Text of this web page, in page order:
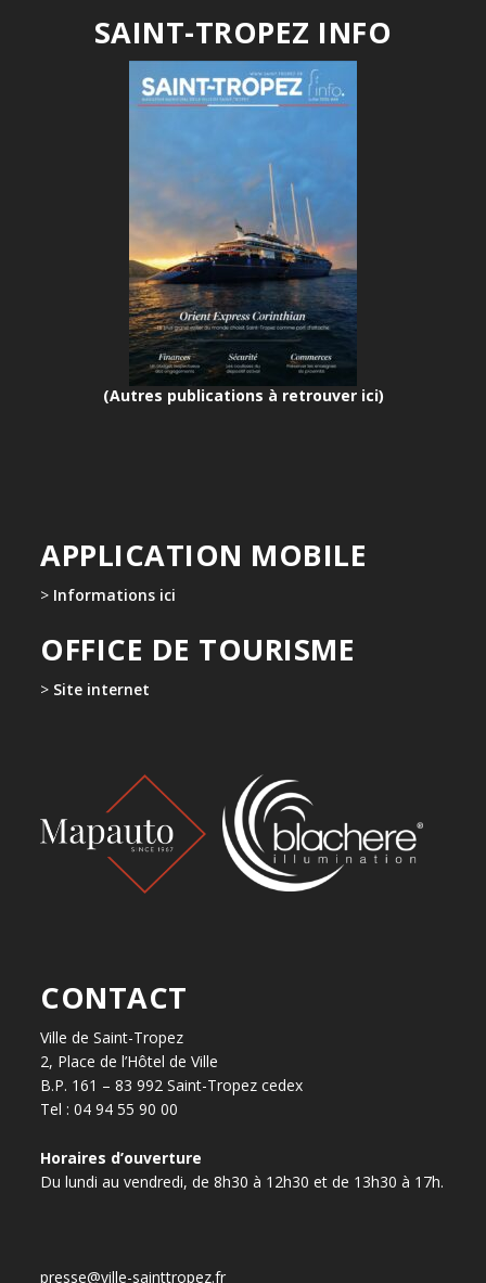
SAINT-TROPEZ INFO
(Autres publications à retrouver ici)
APPLICATION MOBILE
> Informations ici
OFFICE DE TOURISME
> Site internet
CONTACT
Ville de Saint-Tropez
2, Place de l’Hôtel de Ville
B.P. 161 – 83 992 Saint-Tropez cedex
Tel : 04 94 55 90 00
Horaires d’ouverture
Du lundi au vendredi, de 8h30 à 12h30 et de 13h30 à 17h.
presse@ville-sainttropez.fr